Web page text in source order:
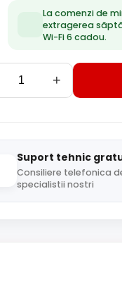
La comenzi de
extragerea
Wi-Fi 6 cadou.
+
Suport tehnic
Consiliere telefonica
specialistii nostri